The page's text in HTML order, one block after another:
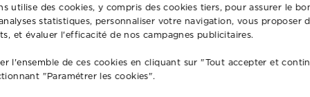
NOTRE SERVICE DE
utilise des cookies, y compris des cookies tiers, pour assurer le
statistiques, personnaliser votre navigation, vous proposer
et évaluer l'efficacité de nos campagnes publicitaires.
l'ensemble de ces cookies en cliquant sur "Tout accepter et
"Paramétrer les cookies".